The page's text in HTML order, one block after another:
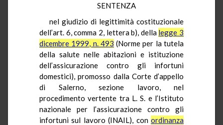
SENTENZA
nel giudizio di legittimità costituzionale
dell’art. 6, comma 2, lettera b), della legge 3
dicembre 1999, n. 493 (Norme per la tutela
della salute nelle abitazioni e istituzione
dell’assicurazione contro gli infortuni
domestici), promosso dalla Corte d’appello
di Salerno, sezione lavoro, nel
procedimento vertente tra L. S. e l’Istituto
nazionale per l’assicurazione contro gli
infortuni sul lavoro (INAIL), con ordinanza